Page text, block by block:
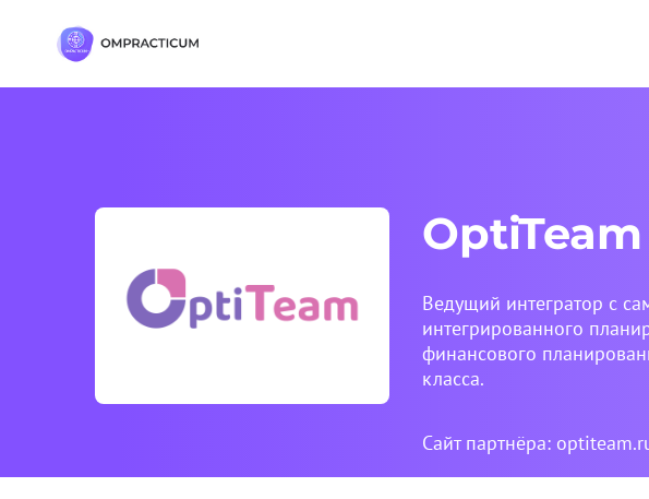
OptiTeam
Ведущий интегратор с
интегрированного
финансового
класса.
Сайт партнёра: